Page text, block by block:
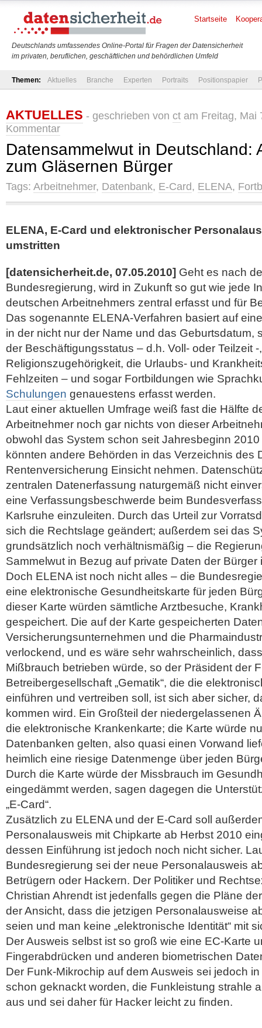
Deutschlands umfassendes Online-Portal für Fragen der Datensicherheit
im privaten, beruflichen, geschäftlichen und behördlichen Umfeld
Startseite
Themen: Aktuelles Branche Experten Portraits Positionspapier
AKTUELLES - geschrieben von ct am Freitag,
Kommentar
Datensammelwut in Deutschland:
zum Gläsernen Bürger
Tags: Arbeitnehmer, Datenbank, E-Card, ELENA,
ELENA, E-Card und elektronischer
umstritten
[datensicherheit.de, 07.05.2010] Geht es nach
Bundesregierung, wird in Zukunft so gut wie jede
deutschen Arbeitnehmers zentral erfasst und für
Das sogenannte ELENA-Verfahren basiert auf
in der nicht nur der Name und das Geburtsdatum,
der Beschäftigungsstatus – d.h. Voll- oder Teilzeit -
Religionszugehörigkeit, die Urlaubs- und
Fehlzeiten – und sogar Fortbildungen wie
Schulungen genauestens erfasst werden.
Laut einer aktuellen Umfrage weiß fast die Hälfte
Arbeitnehmer noch gar nichts von dieser
obwohl das System schon seit Jahresbeginn
könnten andere Behörden in das Verzeichnis des
Rentenversicherung Einsicht nehmen.
zentralen Datenerfassung naturgemäß nicht
eine Verfassungsbeschwerde beim
Karlsruhe einzuleiten. Durch das Urteil zur
sich die Rechtslage geändert; außerdem sei das
grundsätzlich noch verhältnismäßig – die
Sammelwut in Bezug auf private Daten der
Doch ELENA ist noch nicht alles – die
eine elektronische Gesundheitskarte für jeden
dieser Karte würden sämtliche Arztbesuche,
gespeichert. Die auf der Karte gespeicherten
Versicherungsunternehmen und die
verlockend, und es wäre sehr wahrscheinlich,
Mißbrauch betrieben würde, so der Präsident der
Betreibergesellschaft „Gematik“, die die
einführen und vertreiben soll, ist sich aber sicher,
kommen wird. Ein Großteil der niedergelassenen
die elektronische Krankenkarte; die Karte würde
Datenbanken gelten, also quasi einen Vorwand
heimlich eine riesige Datenmenge über jeden
Durch die Karte würde der Missbrauch im
eingedämmt werden, sagen dagegen die
„E-Card“.
Zusätzlich zu ELENA und der E-Card soll
Personalausweis mit Chipkarte ab Herbst 2010
dessen Einführung ist jedoch noch nicht sicher.
Bundesregierung sei der neue Personalausweis
Betrügern oder Hackern. Der Politiker und
Christian Ahrendt ist jedenfalls gegen die Pläne
der Ansicht, dass die jetzigen Personalausweise
seien und man keine „elektronische Identität“ mit
Der Ausweis selbst ist so groß wie eine EC-Karte
Fingerabdrücken und anderen biometrischen
Der Funk-Mikrochip auf dem Ausweis sei jedoch
schon geknackt worden, die Funkleistung strahle
aus und sei daher für Hacker leicht zu finden.